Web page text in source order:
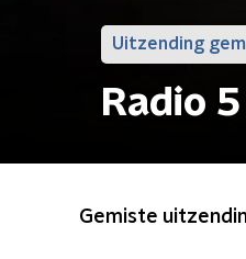
Uitzending
Radio
Gemiste